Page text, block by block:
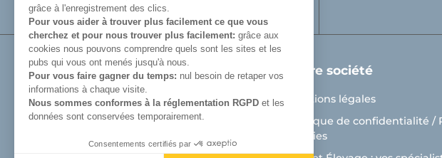
grâce à l'enregistrement des clics.
Pour vous aider à trouver plus facilement ce que vous
cherchez et pour nous trouver plus facilement: grâce aux
cookies nous pouvons comprendre quels sont les sites et les
pubs qui vous ont menés jusqu'à nous.
Pour vous faire gagner du temps: nul besoin de retaper vos
informations à chaque visite.
Nous sommes conformes à la réglementation RGPD et les
données sont conservées temporairement.
Consentements certifiés par
Produits
Matériel de prairie
Auges
Aménagement bâtiment d'élevage bovin
Notre société
Mentions légales
Politique de confidentialité /
Cookies